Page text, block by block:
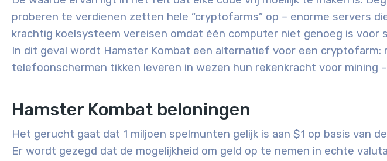
proberen te verdienen zetten hele “cryptofarms” op – enorme servers
krachtig koelsysteem vereisen omdat één computer niet genoeg is voor
In dit geval wordt Hamster Kombat een alternatief voor een cryptofarm:
telefoonschermen tikken leveren in wezen hun rekenkracht voor mining
Hamster Kombat beloningen
Het gerucht gaat dat 1 miljoen spelmunten gelijk is aan $1 op basis van
Er wordt gezegd dat de mogelijkheid om geld op te nemen in echte